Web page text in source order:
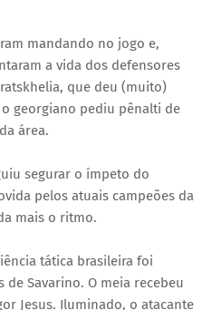
mandando no jogo e,
a vida dos defensores
que deu (muito)
georgiano pediu pênalti de
área.
segurar o ímpeto do
pelos atuais campeões da
mais o ritmo.
tática brasileira foi
Savarino. O meia recebeu
Jesus. Iluminado, o atacante